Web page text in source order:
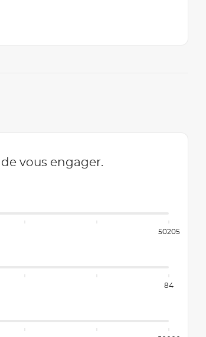
vous engager.
50205
84